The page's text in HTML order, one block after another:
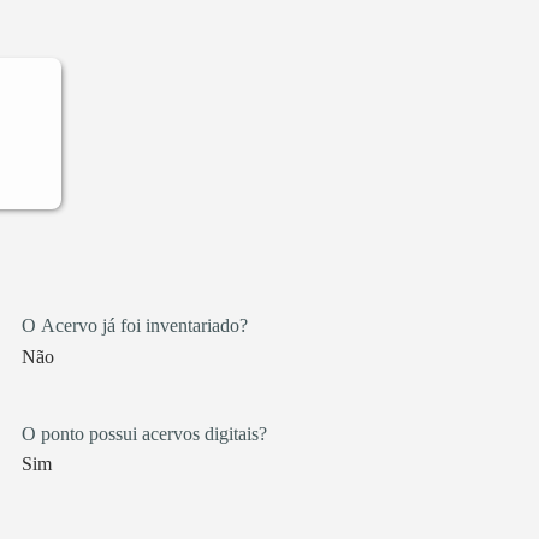
O Acervo já foi inventariado?
Não
O ponto possui acervos digitais?
Sim